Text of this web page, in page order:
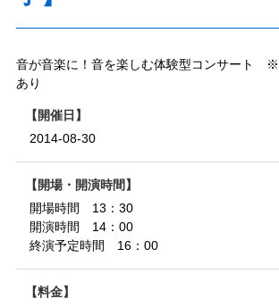
音が音楽に！音を楽しむ体験型コンサート ※
あり
開催日
2014-08-30
開場・開演時間
開場時間 13：30
開演時間 14：00
終演予定時間 16：00
料金